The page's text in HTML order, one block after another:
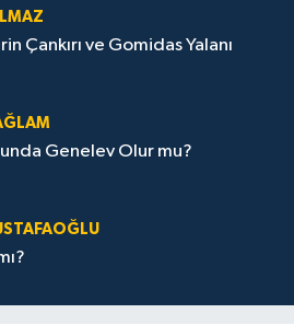
Çankırı ve Gomidas Yalanı
Genelev Olur mu?